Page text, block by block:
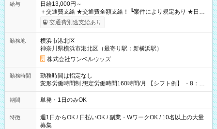
給与
日給13,000円～
＋交通費支給 ★交通費全額支給！ ┗案件により規定あり ★日払
いOK！（規定あり） ┗働いたその日に現金GET♪ お仕事後はコ
ンビニATMから 日払い分を引き落とせます！ 【試用期間】試
交通費別途支給あり
勤務地
横浜市港北区
神奈川県横浜市港北区（最寄り駅：新横浜駅）
株式会社ワンベルウッズ
勤務時間
勤務時間は指定なし
変形労働時間制 想定労働時間160時間/月 【シフト例】 ・8：00
～21：00
期間 単発・1日のみOK
特徴
週1日からOK / 日払いOK / 副業・WワークOK / 10名以上の大量
募集